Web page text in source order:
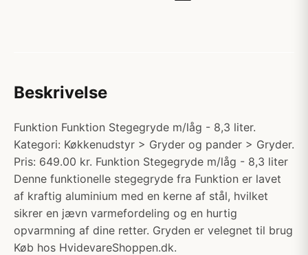
Beskrivelse
Funktion Funktion Stegegryde m/låg - 8,3 liter.
Kategori: Køkkenudstyr > Gryder og pander > Gryder.
Pris: 649.00 kr. Funktion Stegegryde m/låg - 8,3 liter
Denne funktionelle stegegryde fra Funktion er lavet
af kraftig aluminium med en kerne af stål, hvilket
sikrer en jævn varmefordeling og en hurtig
opvarmning af dine retter. Gryden er velegnet til brug
Køb hos HvidevareShoppen.dk.